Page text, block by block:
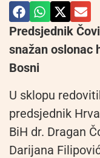
Predsjednik
snažan oslonac
Bosni
U sklopu
predsjednik
BiH dr. Dragan
Darijana